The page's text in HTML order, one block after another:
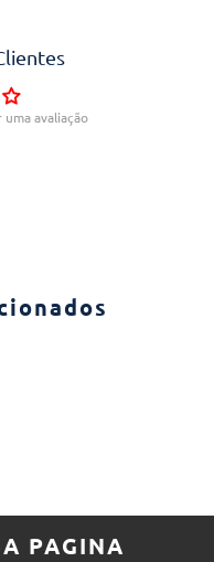
avaliação
PAGINA